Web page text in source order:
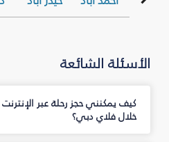
الأسئلة الشائعة
كيف يمكنني حجز رحلة عبر
خلال فلاي دبي؟